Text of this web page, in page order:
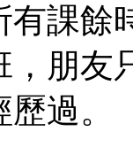
有課餘
，朋友
過。